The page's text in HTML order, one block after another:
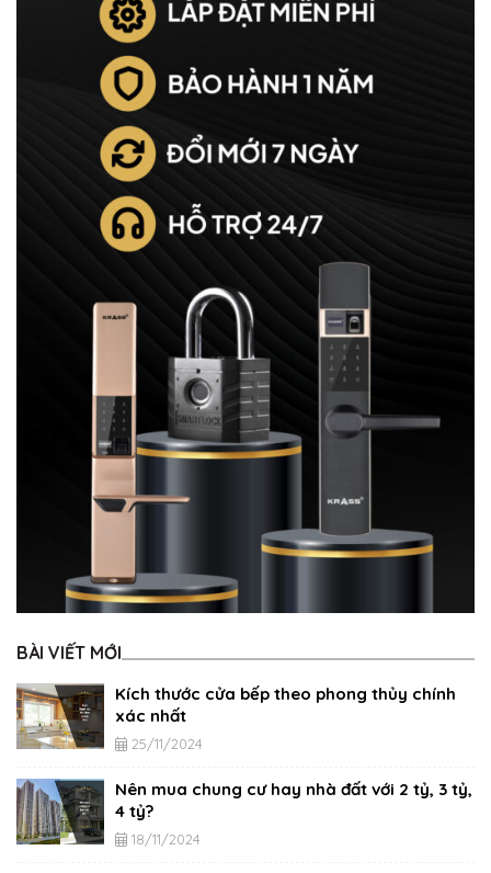
BÀI VIẾT MỚI
Kích thước cửa bếp theo phong thủy chính
xác nhất
25/11/2024
Nên mua chung cư hay nhà đất với 2 tỷ, 3 tỷ,
4 tỷ?
18/11/2024